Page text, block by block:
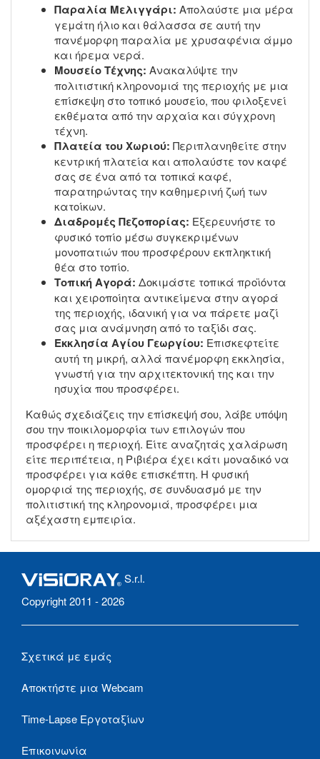
Παραλία Μελιγγάρι: Απολαύστε μια μέρα
γεμάτη ήλιο και θάλασσα σε αυτή την
πανέμορφη παραλία με χρυσαφένια άμμο
και ήρεμα νερά.
Μουσείο Τέχνης: Ανακαλύψτε την
πολιτιστική κληρονομιά της περιοχής με μια
επίσκεψη στο τοπικό μουσείο, που φιλοξενεί
εκθέματα από την αρχαία και σύγχρονη
τέχνη.
Πλατεία του Χωριού: Περιπλανηθείτε στην
κεντρική πλατεία και απολαύστε τον καφέ
σας σε ένα από τα τοπικά καφέ,
παρατηρώντας την καθημερινή ζωή των
κατοίκων.
Διαδρομές Πεζοπορίας: Εξερευνήστε το
φυσικό τοπίο μέσω συγκεκριμένων
μονοπατιών που προσφέρουν εκπληκτική
θέα στο τοπίο.
Τοπική Αγορά: Δοκιμάστε τοπικά προϊόντα
και χειροποίητα αντικείμενα στην αγορά
της περιοχής, ιδανική για να πάρετε μαζί
σας μια ανάμνηση από το ταξίδι σας.
Εκκλησία Αγίου Γεωργίου: Επισκεφτείτε
αυτή τη μικρή, αλλά πανέμορφη εκκλησία,
γνωστή για την αρχιτεκτονική της και την
ησυχία που προσφέρει.
Καθώς σχεδιάζεις την επίσκεψή σου, λάβε υπόψη
σου την ποικιλομορφία των επιλογών που
προσφέρει η περιοχή. Είτε αναζητάς χαλάρωση
είτε περιπέτεια, η Ριβιέρα έχει κάτι μοναδικό να
προσφέρει για κάθε επισκέπτη. Η φυσική
ομορφιά της περιοχής, σε συνδυασμό με την
πολιτιστική της κληρονομιά, προσφέρει μια
αξέχαστη εμπειρία.
S.r.l.
Copyright 2011 - 2026
Σχετικά με εμάς
Αποκτήστε μια Webcam
Time-Lapse Εργοταξίων
Επικοινωνία